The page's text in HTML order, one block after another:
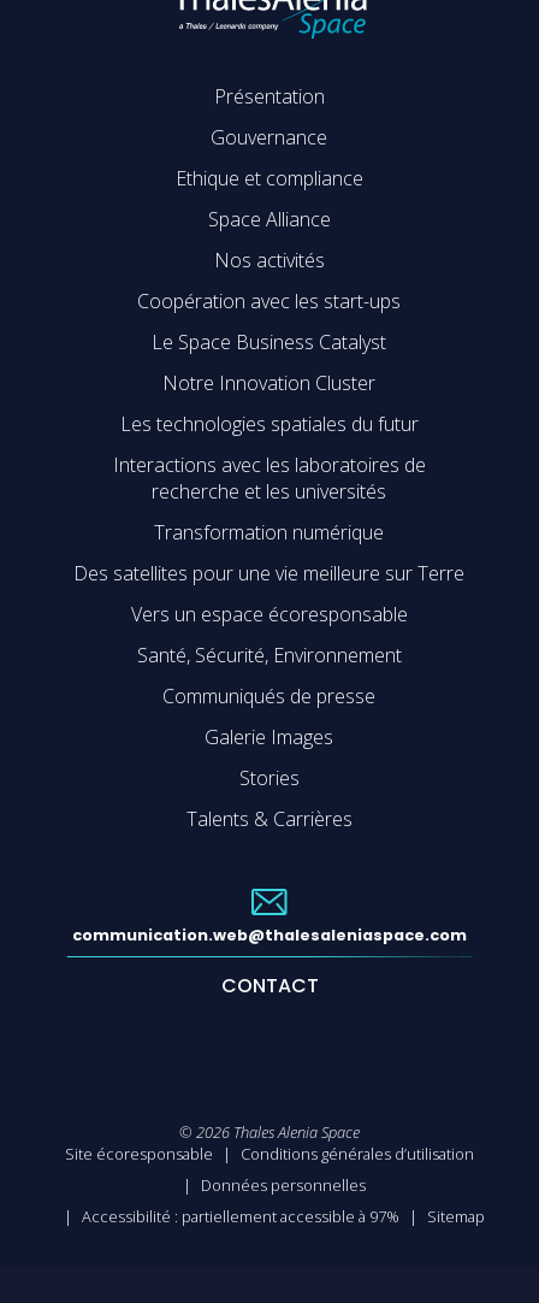
Présentation
Gouvernance
Ethique et compliance
Space Alliance
Nos activités
Coopération avec les start-ups
Le Space Business Catalyst
Notre Innovation Cluster
Les technologies spatiales du futur
Interactions avec les laboratoires de
recherche et les universités
Transformation numérique
Des satellites pour une vie meilleure sur Terre
Vers un espace écoresponsable
Santé, Sécurité, Environnement
Communiqués de presse
Galerie Images
Stories
Talents & Carrières
communication.web@thalesaleniaspace.com
CONTACT
© 2026 Thales Alenia Space
Site écoresponsable
Conditions générales d’utilisation
Données personnelles
Accessibilité : partiellement accessible à 97%
Sitemap